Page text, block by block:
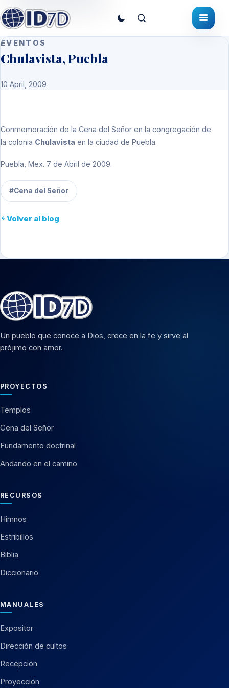
EVENTOS
Chulavista, Puebla
10 April, 2009
Conmemoración de la Cena del Señor en la congregación de
la colonia Chulavista en la ciudad de Puebla.
Puebla, Mex. 7 de Abril de 2009.
#Cena del Señor
Volver al blog
Un pueblo que conoce a Dios, crece en la fe y sirve al
prójimo con amor.
PROYECTOS
Templos
Cena del Señor
Fundamento doctrinal
Andando en el camino
RECURSOS
Himnos
Estribillos
Biblia
Diccionario
MANUALES
Expositor
Dirección de cultos
Recepción
Proyección